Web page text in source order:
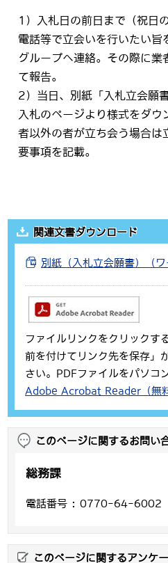
1）入札日の前日まで（祝日
電話等で立会いを行いたい旨
グループへ連絡。その際に業
て報告。
2）当日、別紙「入札立会願
入札のページより様式をダウ
者以外の者が立ち会う場合は
要事項を記載。
関連文書ダウンロード
別紙（入札立会願書）（
ファイルリンクをクリックす
前を付けてリンク先を保存」
さい。PDFファイルをパソコ
Adobe Acrobat Reader（無
このページに関するお問い
総務課
電話番号 0770-64-6002
このページに関するアンケ